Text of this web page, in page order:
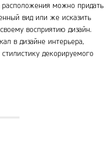
можно придать
вид или же исказить
восприятию дизайн.
в дизайне интерьера,
декорируемого